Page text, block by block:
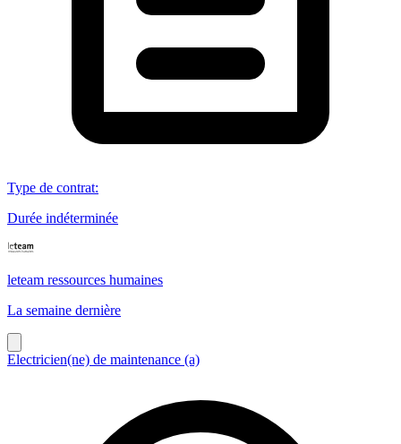
Type de contrat:
Durée indéterminée
leteam ressources humaines
La semaine dernière
Electricien(ne) de maintenance (a)